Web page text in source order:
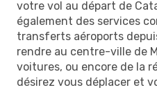
votre vol au départ de
également des services
transferts aéroports
rendre au centre-ville de
voitures, ou encore de la
désirez vous déplacer et